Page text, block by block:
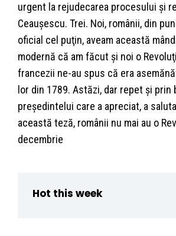
urgent la rejudecarea procesului şi
Ceauşescu. Trei. Noi, românii, din
oficial cel puţin, aveam această
modernă că am făcut şi noi o
francezii ne-au spus că era
lor din 1789. Astăzi, dar repet şi prin
preşedintelui care a apreciat, a
această teză, românii nu mai au o
decembrie
Hot this week